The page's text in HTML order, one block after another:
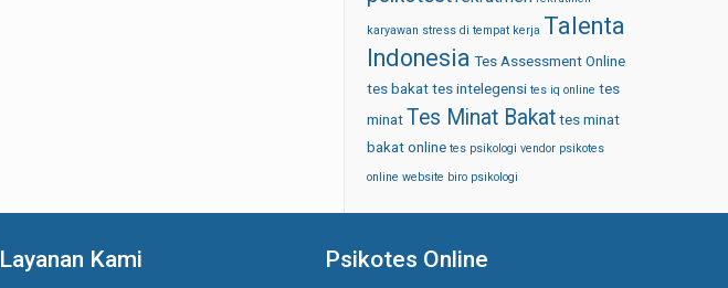
karyawan stress di tempat kerja Talenta
Indonesia Tes Assessment Online
tes bakat tes intelegensi tes iq online tes
minat Tes Minat Bakat tes minat
bakat online tes psikologi vendor psikotes
online website biro psikologi
Layanan Kami Psikotes Online